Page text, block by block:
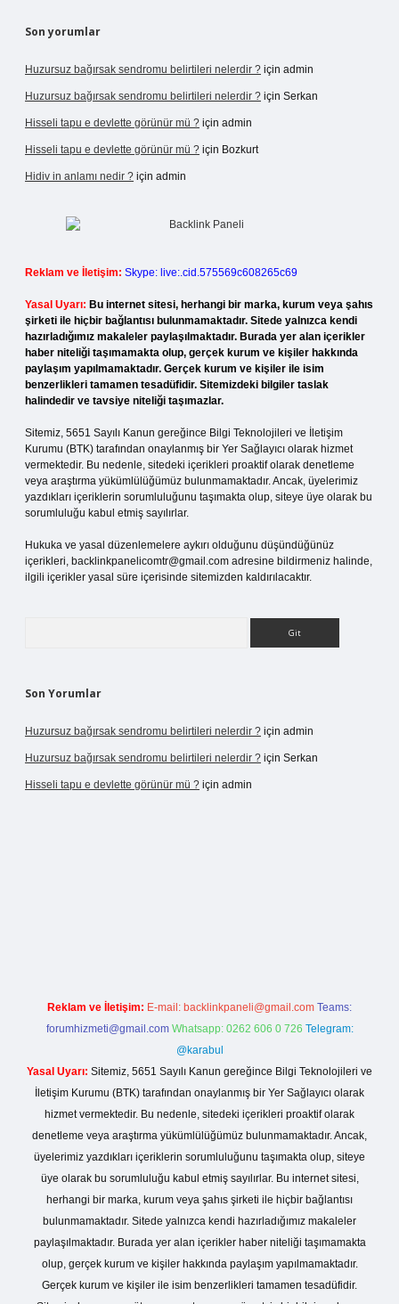
Son yorumlar
Huzursuz bağırsak sendromu belirtileri nelerdir ? için admin
Huzursuz bağırsak sendromu belirtileri nelerdir ? için Serkan
Hisseli tapu e devlette görünür mü ? için admin
Hisseli tapu e devlette görünür mü ? için Bozkurt
Hidiv in anlamı nedir ? için admin
Reklam ve İletişim: Skype: live:.cid.575569c608265c69
Yasal Uyarı: Bu internet sitesi, herhangi bir marka, kurum veya şahıs
şirketi ile hiçbir bağlantısı bulunmamaktadır. Sitede yalnızca kendi
hazırladığımız makaleler paylaşılmaktadır. Burada yer alan içerikler
haber niteliği taşımamakta olup, gerçek kurum ve kişiler hakkında
paylaşım yapılmamaktadır. Gerçek kurum ve kişiler ile isim
benzerlikleri tamamen tesadüfidir. Sitemizdeki bilgiler taslak
halindedir ve tavsiye niteliği taşımazlar.
Sitemiz, 5651 Sayılı Kanun gereğince Bilgi Teknolojileri ve İletişim
Kurumu (BTK) tarafından onaylanmış bir Yer Sağlayıcı olarak hizmet
vermektedir. Bu nedenle, sitedeki içerikleri proaktif olarak denetleme
veya araştırma yükümlülüğümüz bulunmamaktadır. Ancak, üyelerimiz
yazdıkları içeriklerin sorumluluğunu taşımakta olup, siteye üye olarak bu
sorumluluğu kabul etmiş sayılırlar.
Hukuka ve yasal düzenlemelere aykırı olduğunu düşündüğünüz
içerikleri, backlinkpanelicomtr@gmail.com adresine bildirmeniz halinde,
ilgili içerikler yasal süre içerisinde sitemizden kaldırılacaktır.
Son Yorumlar
Huzursuz bağırsak sendromu belirtileri nelerdir ? için admin
Huzursuz bağırsak sendromu belirtileri nelerdir ? için Serkan
Hisseli tapu e devlette görünür mü ? için admin
Reklam ve İletişim: E-mail: backlinkpaneli@gmail.com Teams:
forumhizmeti@gmail.com Whatsapp: 0262 606 0 726 Telegram:
@karabul
Yasal Uyarı: Sitemiz, 5651 Sayılı Kanun gereğince Bilgi Teknolojileri ve
İletişim Kurumu (BTK) tarafından onaylanmış bir Yer Sağlayıcı olarak
hizmet vermektedir. Bu nedenle, sitedeki içerikleri proaktif olarak
denetleme veya araştırma yükümlülüğümüz bulunmamaktadır. Ancak,
üyelerimiz yazdıkları içeriklerin sorumluluğunu taşımakta olup, siteye
üye olarak bu sorumluluğu kabul etmiş sayılırlar. Bu internet sitesi,
herhangi bir marka, kurum veya şahıs şirketi ile hiçbir bağlantısı
bulunmamaktadır. Sitede yalnızca kendi hazırladığımız makaleler
paylaşılmaktadır. Burada yer alan içerikler haber niteliği taşımamakta
olup, gerçek kurum ve kişiler hakkında paylaşım yapılmamaktadır.
Gerçek kurum ve kişiler ile isim benzerlikleri tamamen tesadüfidir.